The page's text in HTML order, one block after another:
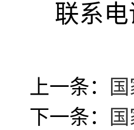
联系电
上一条：
下一条：